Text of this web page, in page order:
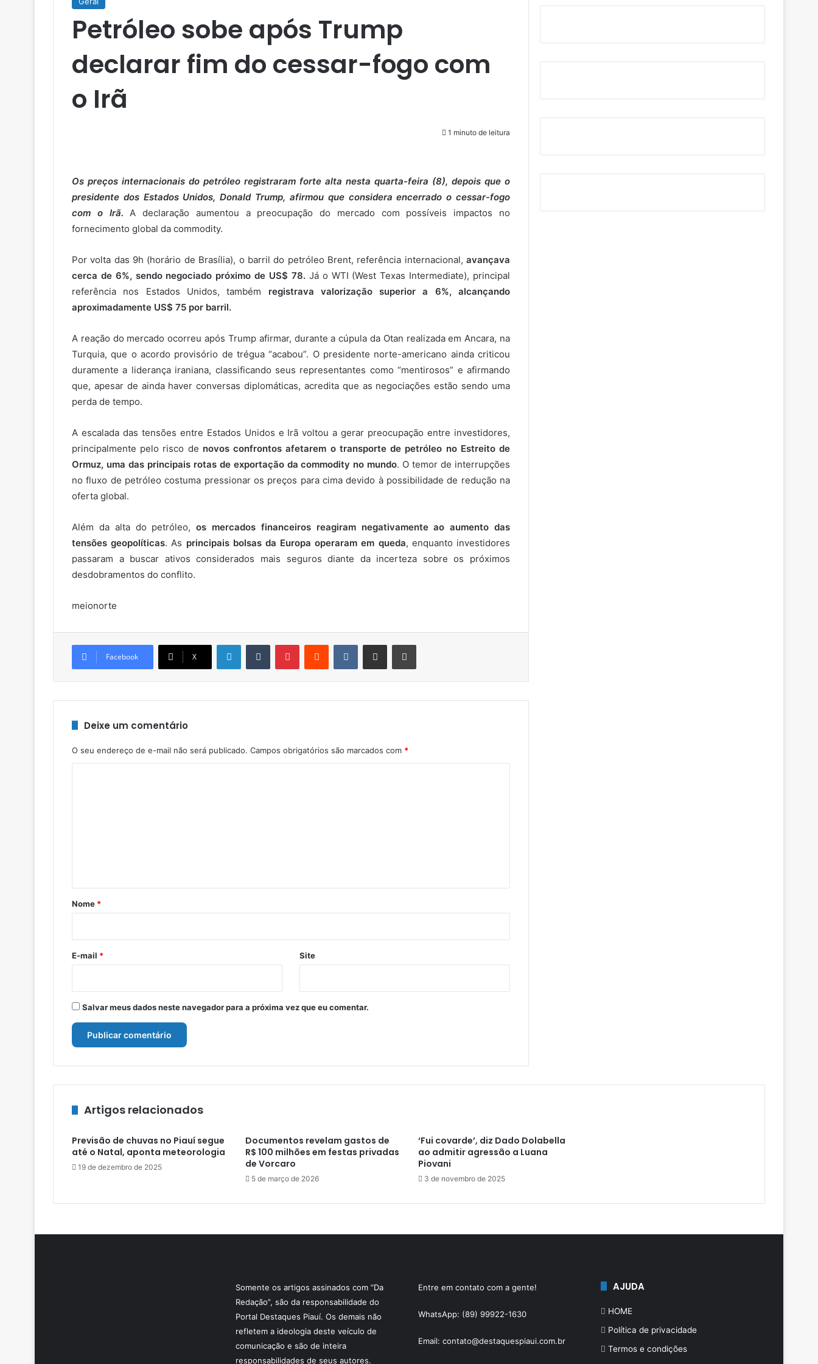
Petróleo sobe após Trump
declarar fim do cessar-fogo com
o Irã
1 minuto de leitura
Os preços internacionais do petróleo registraram forte alta nesta quarta-feira (8), depois que o
presidente dos Estados Unidos, Donald Trump, afirmou que considera encerrado o cessar-fogo
com o Irã. A declaração aumentou a preocupação do mercado com possíveis impactos no
fornecimento global da commodity.
Por volta das 9h (horário de Brasília), o barril do petróleo Brent, referência internacional, avançava
cerca de 6%, sendo negociado próximo de US$ 78.Já o WTI (West Texas Intermediate), principal
referência nos Estados Unidos, também registrava valorização superior a 6%, alcançando
aproximadamente US$ 75 por barril.
A reação do mercado ocorreu após Trump afirmar, durante a cúpula da Otan realizada em Ancara, na
Turquia, que o acordo provisório de trégua “acabou”. O presidente norte-americano ainda criticou
duramente a liderança iraniana, classificando seus representantes como “mentirosos” e afirmando
que, apesar de ainda haver conversas diplomáticas, acredita que as negociações estão sendo uma
perda de tempo.
A escalada das tensões entre Estados Unidos e Irã voltou a gerar preocupação entre investidores,
principalmente pelo risco de novos confrontos afetarem o transporte de petróleo no Estreito de
Ormuz, uma das principais rotas de exportação da commodity no mundo. O temor de interrupções
no fluxo de petróleo costuma pressionar os preços para cima devido à possibilidade de redução na
oferta global.
Além da alta do petróleo, os mercados financeiros reagiram negativamente ao aumento das
tensões geopolíticas. As principais bolsas da Europa operaram em queda, enquanto investidores
passaram a buscar ativos considerados mais seguros diante da incerteza sobre os próximos
desdobramentos do conflito.
meionorte
Facebook X
LinkedinTumblr PinterestReddit VK Compartilhar via e-mail Imprimir
Deixe um comentário
O seu endereço de e-mail não será publicado. Campos obrigatórios são marcados com *
r
*
Nome *
E-mail * Site
Salvar meus dados neste navegador para a próxima vez que eu comentar.
Artigos relacionados
Previsão de chuvas no Piauí segue
até o Natal, aponta meteorologia
19 de dezembro de 2025
Documentos revelam gastos de
R$ 100 milhões em festas privadas
de Vorcaro
5 de março de 2026
‘Fui covarde’, diz Dado Dolabella
ao admitir agressão a Luana
Piovani
3 de novembro de 2025
Somente os artigos assinados com “Da
Redação”, são da responsabilidade do
Portal Destaques Piauí. Os demais não
refletem a ideologia deste veículo de
comunicação e são de inteira
responsabilidades de seus autores.
Entre em contato com a gente!
WhatsApp: (89) 99922-1630
Email: contato@destaquespiaui.com.br
AJUDA
HOME
Política de privacidade
Termos e condições